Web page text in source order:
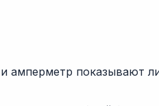
амперметр показывают